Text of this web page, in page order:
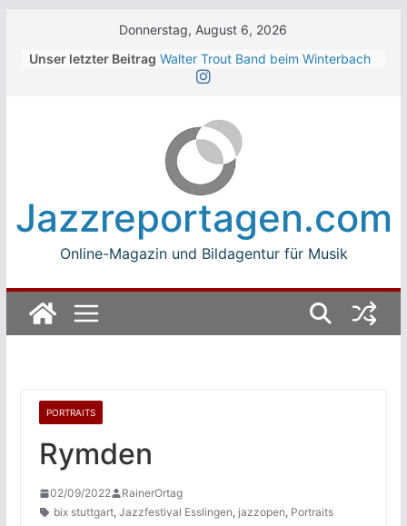
Donnerstag, August 6, 2026
Unser letzter Beitrag Walter Trout Band beim Winterbach
Zeltspektakel 2026
Jean-Michel Jarre bei den jazz open
Modena auf der Piazza Roma 2026
Beth Hart
Luca Carboni bei den jazz open
Modena auf der Piazza Roma 2026
Jazzreportagen.com
Online-Magazin und Bildagentur für Musik
PORTRAITS
Rymden
02/09/2022
RainerOrtag
bix stuttgart, Jazzfestival Esslingen, jazzopen, Portraits